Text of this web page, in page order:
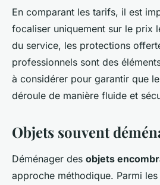
En comparant les tarifs, il est
focaliser uniquement sur le prix
du service, les protections
professionnels sont des
à considérer pour garantir que le
déroule de manière fluide et
Objets souvent
Déménager des objets
approche méthodique. Parmi